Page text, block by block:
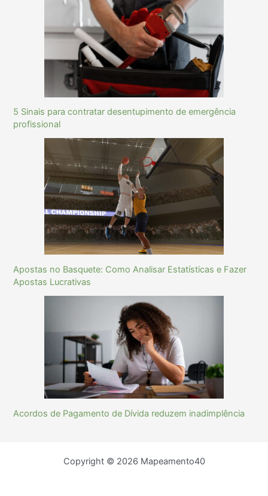
5 Sinais para contratar desentupimento de emergência
profissional
Apostas no Basquete: Como Analisar Estatísticas e Fazer
Apostas Lucrativas
Acordos de Pagamento de Dívida reduzem inadimplência
Copyright © 2026 Mapeamento40